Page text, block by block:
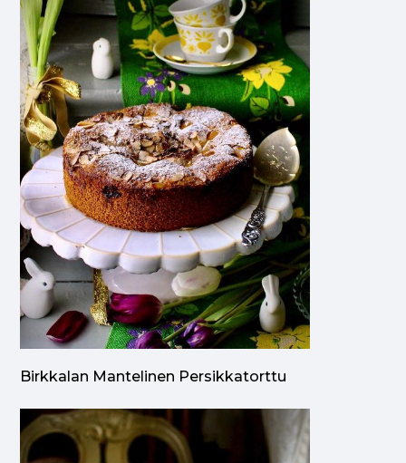
Birkkalan Mantelinen Persikkatorttu